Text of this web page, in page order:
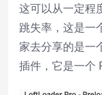
这可以从一定程
跳失率，这是一
家去分享的是一
插件，它是一个